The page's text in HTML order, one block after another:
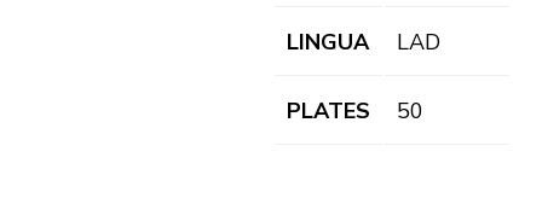
LINGUA LAD
PLATES 50